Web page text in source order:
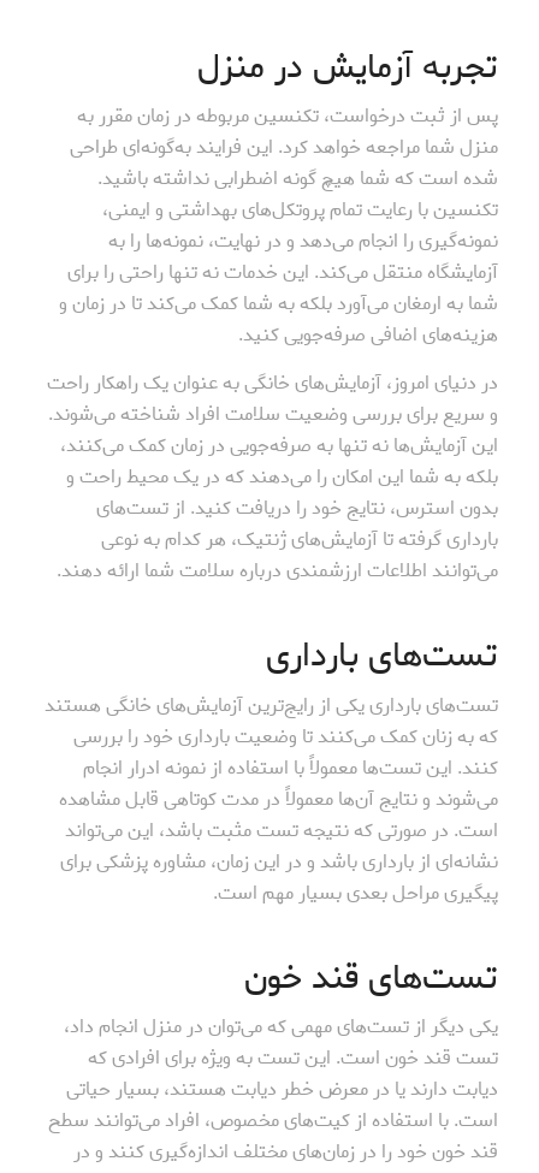
تجربه آزمایش در منزل
پس از ثبت درخواست، تکنسین مربوطه در زمان مقرر به
منزل شما مراجعه خواهد کرد. این فرایند به‌گونه‌ای طراحی
شده است که شما هیچ گونه اضطرابی نداشته باشید.
تکنسین با رعایت تمام پروتکل‌های بهداشتی و ایمنی،
نمونه‌گیری را انجام می‌دهد و در نهایت، نمونه‌ها را به
آزمایشگاه منتقل می‌کند. این خدمات نه تنها راحتی را برای
شما به ارمغان می‌آورد بلکه به شما کمک می‌کند تا در زمان و
هزینه‌های اضافی صرفه‌جویی کنید.
در دنیای امروز، آزمایش‌های خانگی به عنوان یک راهکار راحت
و سریع برای بررسی وضعیت سلامت افراد شناخته می‌شوند.
این آزمایش‌ها نه تنها به صرفه‌جویی در زمان کمک می‌کنند،
بلکه به شما این امکان را می‌دهند که در یک محیط راحت و
بدون استرس، نتایج خود را دریافت کنید. از تست‌های
بارداری گرفته تا آزمایش‌های ژنتیک، هر کدام به نوعی
می‌توانند اطلاعات ارزشمندی درباره سلامت شما ارائه دهند.
تست‌های بارداری
تست‌های بارداری یکی از رایج‌ترین آزمایش‌های خانگی هستند
که به زنان کمک می‌کنند تا وضعیت بارداری خود را بررسی
کنند. این تست‌ها معمولاً با استفاده از نمونه ادرار انجام
می‌شوند و نتایج آن‌ها معمولاً در مدت کوتاهی قابل مشاهده
است. در صورتی که نتیجه تست مثبت باشد، این می‌تواند
نشانه‌ای از بارداری باشد و در این زمان، مشاوره پزشکی برای
پیگیری مراحل بعدی بسیار مهم است.
تست‌های قند خون
یکی دیگر از تست‌های مهمی که می‌توان در منزل انجام داد،
تست قند خون است. این تست به ویژه برای افرادی که
دیابت دارند یا در معرض خطر دیابت هستند، بسیار حیاتی
است. با استفاده از کیت‌های مخصوص، افراد می‌توانند سطح
قند خون خود را در زمان‌های مختلف اندازه‌گیری کنند و در